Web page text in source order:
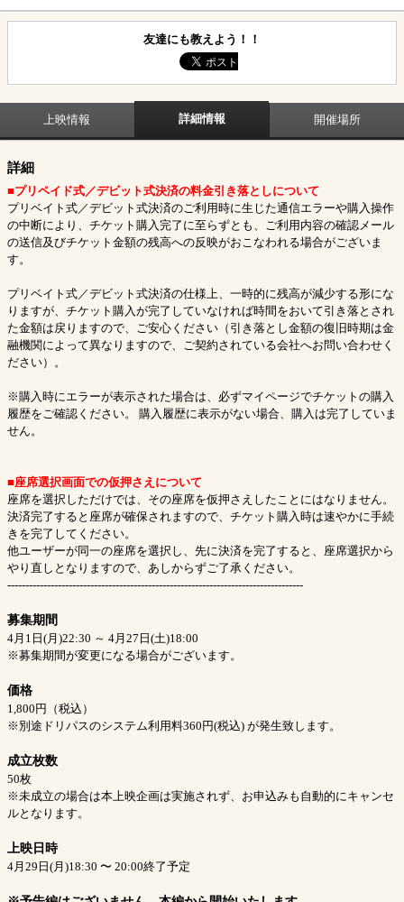
友達にも教えよう！！
上映情報 詳細情報 開催場所
詳細
■プリペイド式／デビット式決済の料金引き落としについて
プリベイト式／デビット式決済のご利用時に生じた通信エラーや購入操作
の中断により、チケット購入完了に至らずとも、ご利用内容の確認メール
の送信及びチケット金額の残高への反映がおこなわれる場合がございま
す。
プリベイト式／デビット式決済の仕様上、一時的に残高が減少する形にな
りますが、チケット購入が完了していなければ時間をおいて引き落とされ
た金額は戻りますので、ご安心ください（引き落とし金額の復旧時期は金
融機関によって異なりますので、ご契約されている会社へお問い合わせく
ださい）。
※購入時にエラーが表示された場合は、必ずマイページでチケットの購入
履歴をご確認ください。 購入履歴に表示がない場合、購入は完了していま
せん。
■座席選択画面での仮押さえについて
座席を選択しただけでは、その座席を仮押さえしたことにはなりません。
決済完了すると座席が確保されますので、チケット購入時は速やかに手続
きを完了してください。
他ユーザーが同一の座席を選択し、先に決済を完了すると、座席選択から
やり直しとなりますので、あしからずご了承ください。
----------------------------------------------------------------------------------
募集期間
4月1日(月)22:30 ～ 4月27日(土)18:00
※募集期間が変更になる場合がございます。
価格
1,800円（税込）
※別途ドリパスのシステム利用料360円(税込) が発生致します。
成立枚数
50枚
※未成立の場合は本上映企画は実施されず、お申込みも自動的にキャンセ
ルとなります。
上映日時
4月29日(月)18:30 〜 20:00終了予定